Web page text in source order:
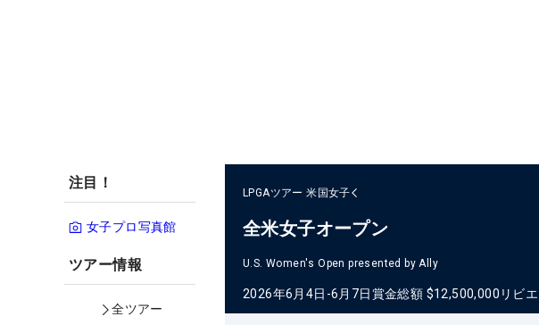
注目！
女子プロ写真館
ツアー情報
全ツアー
LPGAツアー 米国女子
全米女子オープン
U.S. Women's Open presented by Ally
2026年6月4日-6月7日賞金総額 $12,500,000 リビ